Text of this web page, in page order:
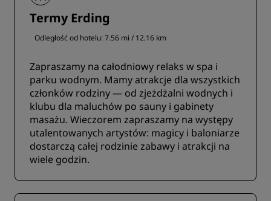
Termy Erding
Odległość od hotelu: 7.56 mi / 12.16 km
Zapraszamy na całodniowy relaks w spa i
parku wodnym. Mamy atrakcje dla wszystkich
członków rodziny — od zjeżdżalni wodnych i
klubu dla maluchów po sauny i gabinety
masażu. Wieczorem zapraszamy na występy
utalentowanych artystów: magicy i baloniarze
dostarczą całej rodzinie zabawy i atrakcji na
wiele godzin.